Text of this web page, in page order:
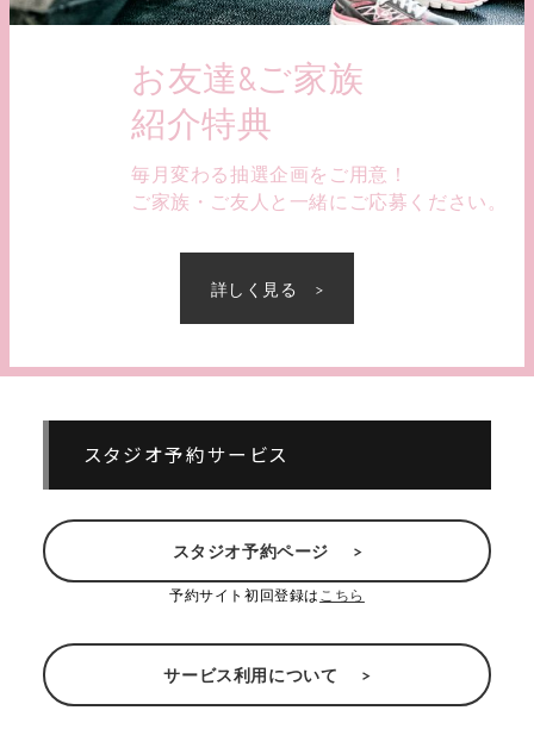
お友達&ご家族
紹介特典
毎月変わる抽選企画をご用意！
ご家族・ご友人と一緒にご応募ください。
詳しく見る
スタジオ予約サービス
スタジオ予約ページ
予約サイト初回登録はこちら
サービス利用について